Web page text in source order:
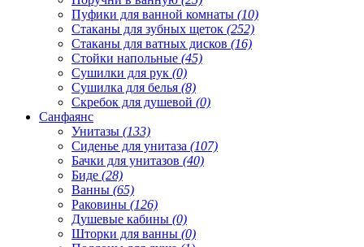
Пуфики для ванной комнаты (10)
Стаканы для зубных щеток (252)
Стаканы для ватных дисков (16)
Стойки напольные (45)
Сушилки для рук (0)
Сушилка для белья (8)
Скребок для душевой (0)
Санфаянс
Унитазы (133)
Сиденье для унитаза (107)
Бачки для унитазов (40)
Биде (28)
Ванны (65)
Раковины (126)
Душевые кабины (0)
Шторки для ванны (0)